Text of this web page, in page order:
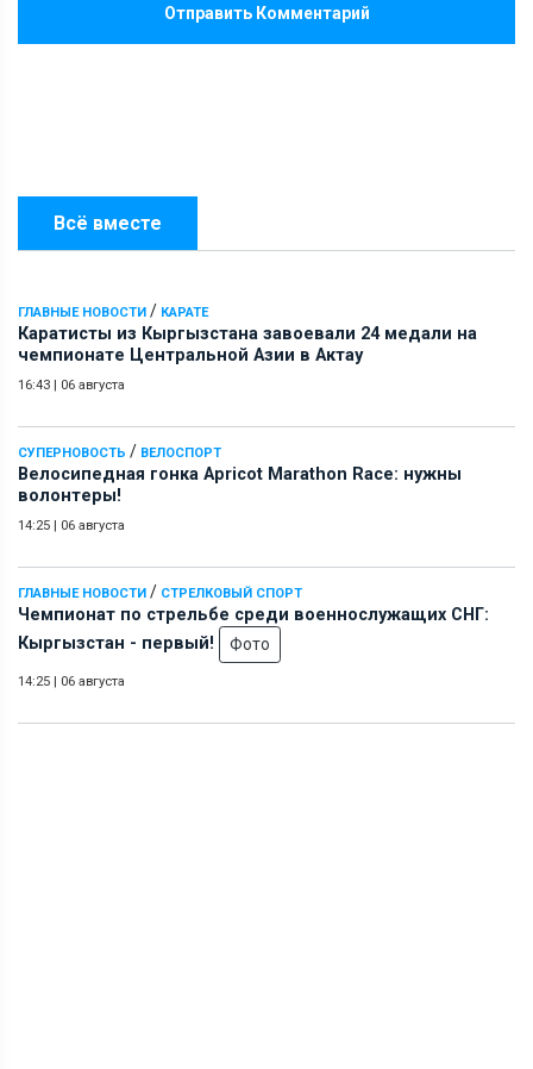
Всё вместе
ГЛАВНЫЕ НОВОСТИ / КАРАТЕ
Каратисты из Кыргызстана завоевали 24 медали на
чемпионате Центральной Азии в Актау
16:43 | 06 августа
СУПЕРНОВОСТЬ / ВЕЛОСПОРТ
Велосипедная гонка Apricot Marathon Race: нужны
волонтеры!
14:25 | 06 августа
ГЛАВНЫЕ НОВОСТИ / СТРЕЛКОВЫЙ СПОРТ
Чемпионат по стрельбе среди военнослужащих СНГ:
Кыргызстан - первый!
Фото
14:25 | 06 августа
Отправить Комментарий